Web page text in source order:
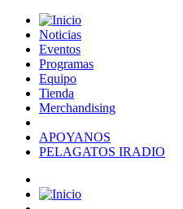
Noticias
Eventos
Programas
Equipo
Tienda
Merchandising
APOYANOS
PELAGATOS IRADIO